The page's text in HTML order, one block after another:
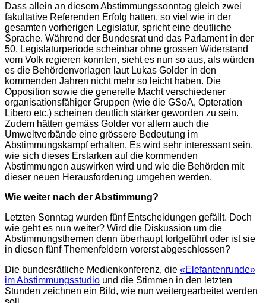
Dass allein an diesem Abstimmungssonntag gleich zwei
fakultative Referenden Erfolg hatten, so viel wie in der
gesamten vorherigen Legislatur, spricht eine deutliche
Sprache. Während der Bundesrat und das Parlament in der
50. Legislaturperiode scheinbar ohne grossen Widerstand
vom Volk regieren konnten, sieht es nun so aus, als würden
es die Behördenvorlagen laut Lukas Golder in den
kommenden Jahren nicht mehr so leicht haben. Die
Opposition sowie die generelle Macht verschiedener
organisationsfähiger Gruppen (wie die GSoA, Opteration
Libero etc.) scheinen deutlich stärker geworden zu sein.
Zudem hätten gemäss Golder vor allem auch die
Umweltverbände eine grössere Bedeutung im
Abstimmungskampf erhalten. Es wird sehr interessant sein,
wie sich dieses Erstarken auf die kommenden
Abstimmungen auswirken wird und wie die Behörden mit
dieser neuen Herausforderung umgehen werden.
Wie weiter nach der Abstimmung?
Letzten Sonntag wurden fünf Entscheidungen gefällt. Doch
wie geht es nun weiter? Wird die Diskussion um die
Abstimmungsthemen denn überhaupt fortgeführt oder ist sie
in diesen fünf Themenfeldern vorerst abgeschlossen?
Die bundesrätliche Medienkonferenz, die «Elefantenrunde»
im Abstimmungsstudio und die Stimmen in den letzten
Stunden zeichnen ein Bild, wie nun weitergearbeitet werden